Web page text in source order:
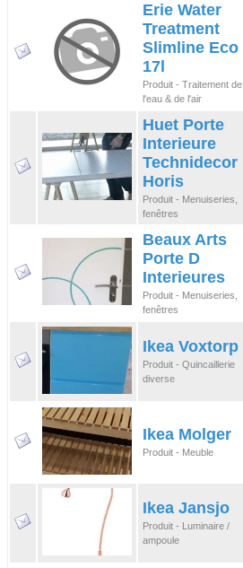
Erie Water
Treatment
Slimline Eco
17l
Produit - Traitement de
l'eau & de l'air
Huet Porte
Interieure
Technidecor
Horis
Produit - Menuiseries,
fenêtres
Beaux Arts
Porte D
Interieures
Produit - Menuiseries,
fenêtres
Ikea Voxtorp
Produit - Quincaillerie
diverse
Ikea Molger
Produit - Meuble
Ikea Jansjo
Produit - Luminaire /
ampoule